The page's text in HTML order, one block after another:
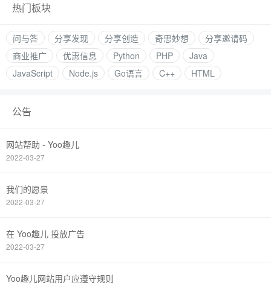
热门板块
问与答 分享发现 分享创造 奇思妙想
分享邀请码
商业推广
优惠信息 Python PHP
Java
JavaScript
Node.js Go语言 C++ HTML
公告
网站帮助 - Yoo趣儿
2022-03-27
我们的愿景
2022-03-27
在 Yoo趣儿 投放广告
2022-03-27
Yoo趣儿网站用户应遵守规则